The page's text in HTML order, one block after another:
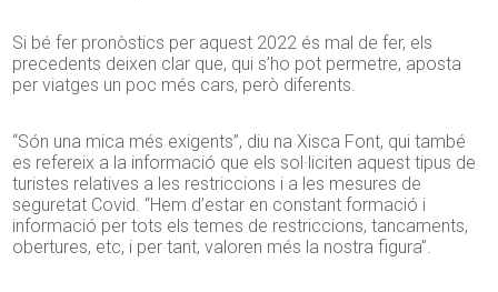
Si bé fer pronòstics per aquest 2022 és mal de fer, els
precedents deixen clar que, qui s’ho pot permetre, aposta
per viatges un poc més cars, però diferents.
“Són una mica més exigents”, diu na Xisca Font, qui també
es refereix a la informació que els sol·liciten aquest tipus de
turistes relatives a les restriccions i a les mesures de
seguretat Covid. “Hem d’estar en constant formació i
informació per tots els temes de restriccions, tancaments,
obertures, etc, i per tant, valoren més la nostra figura”.